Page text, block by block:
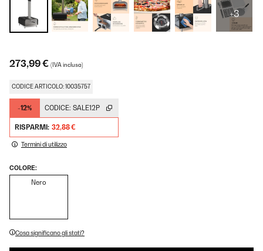
+3
273,99 € (IVA inclusa)
CODICE ARTICOLO: 10035757
-12% CODICE: SALE12P
RISPARMI: 32,88 €
Termini di utilizzo
COLORE:
Nero
Cosa significano gli stati?